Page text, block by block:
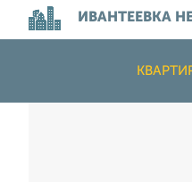
ИВАНТЕЕВКА